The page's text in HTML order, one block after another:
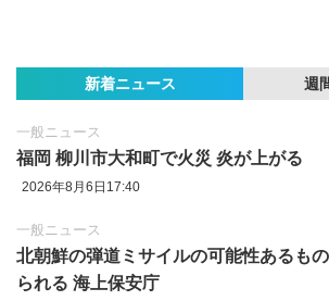
新着ニュース 週
一般ニュース
福岡 柳川市大和町で火災 炎が上がる
2026年8月6日17:40
一般ニュース
北朝鮮の弾道ミサイルの可能性あるも
られる 海上保安庁